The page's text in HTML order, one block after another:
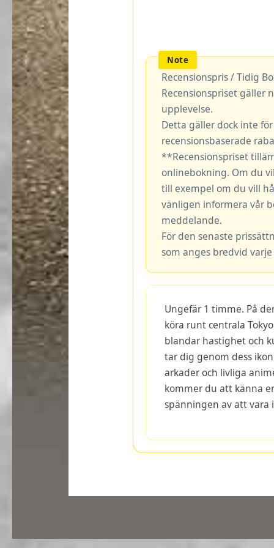
Recensionspris / Tidig
Recensionspriset gäller
upplevelse.
Detta gäller dock inte
recensionsbaserade
**Recensionspriset
onlinebokning. Om du
till exempel om du vill
vänligen informera vår
meddelande.
För den senaste
som anges bredvid
Ungefär 1 timme. På
köra runt centrala
blandar hastighet och
tar dig genom dess
arkader och livliga
kommer du att känna
spänningen av att vara